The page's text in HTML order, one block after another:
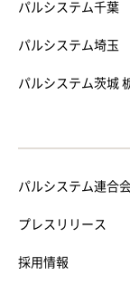
パルシステム千葉
パルシステム埼玉
パルシステム茨城
パルシステム連合
プレスリリース
採用情報